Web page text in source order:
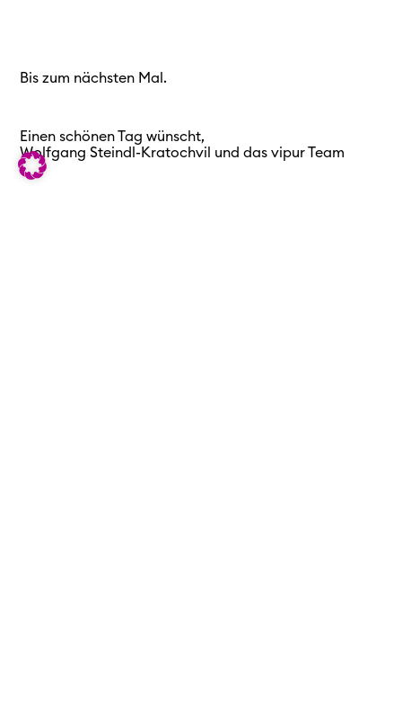
Bis zum nächsten Mal.
Einen schönen Tag wünscht,
Wolfgang Steindl-Kratochvil und das vipur Team